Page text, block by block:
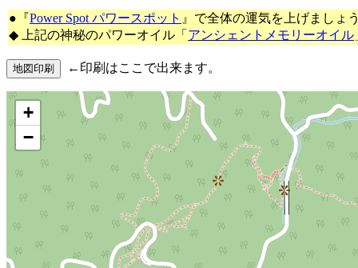
●『Power Spot パワースポット 』で全体の運気を上げましょ
◆ 上記の神秘のパワーオイル「 アンシェントメモリーオイル
←印刷はここで出来ます。
+
−